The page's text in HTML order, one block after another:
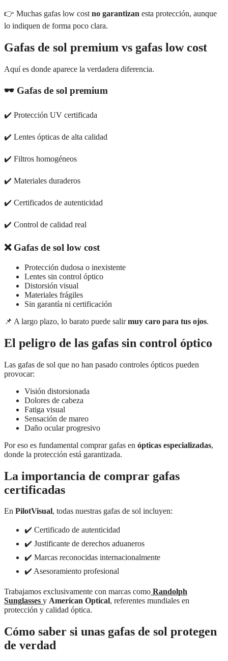
👉 Muchas gafas low cost no garantizan esta protección, aunque
lo indiquen de forma poco clara.
Gafas de sol premium vs gafas low cost
Aquí es donde aparece la verdadera diferencia.
🕶️ Gafas de sol premium
✔️ Protección UV certificada
✔️ Lentes ópticas de alta calidad
✔️ Filtros homogéneos
✔️ Materiales duraderos
✔️ Certificados de autenticidad
✔️ Control de calidad real
❌ Gafas de sol low cost
Protección dudosa o inexistente
Lentes sin control óptico
Distorsión visual
Materiales frágiles
Sin garantía ni certificación
📌 A largo plazo, lo barato puede salirmuy caro para tus ojos.
El peligro de las gafas sin control óptico
Las gafas de sol que no han pasado controles ópticos pueden
provocar:
Visión distorsionada
Dolores de cabeza
Fatiga visual
Sensación de mareo
Daño ocular progresivo
Por eso es fundamental comprar gafas en ópticas especializadas,
donde la protección está garantizada.
La importancia de comprar gafas
certificadas
En PilotVisual, todas nuestras gafas de sol incluyen:
✔️ Certificado de autenticidad
✔️ Justificante de derechos aduaneros
✔️ Marcas reconocidas internacionalmente
✔️ Asesoramiento profesional
Trabajamos exclusivamente con marcas como Randolph
Sunglasses y American Optical, referentes mundiales en
protección y calidad óptica.
Cómo saber si unas gafas de sol protegen
de verdad